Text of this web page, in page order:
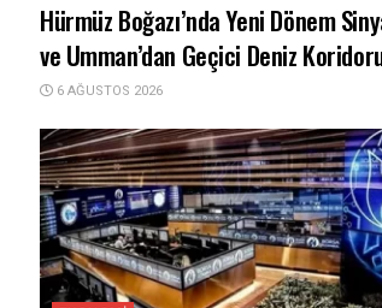
Hürmüz Boğazı’nda Yeni Dönem
ve Umman’dan Geçici Deniz
6 AĞUSTOS 2026